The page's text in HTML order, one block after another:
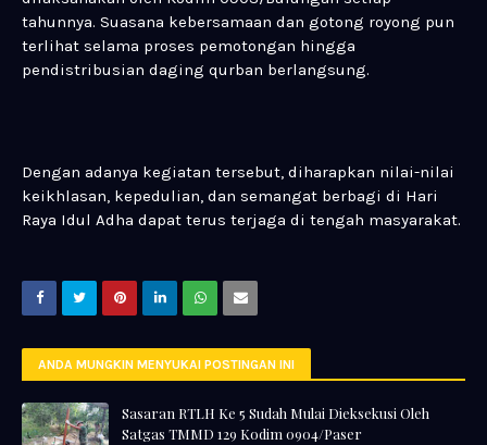
tahunnya. Suasana kebersamaan dan gotong royong pun
terlihat selama proses pemotongan hingga
pendistribusian daging qurban berlangsung.
Dengan adanya kegiatan tersebut, diharapkan nilai-nilai
keikhlasan, kepedulian, dan semangat berbagi di Hari
Raya Idul Adha dapat terus terjaga di tengah masyarakat.
ANDA MUNGKIN MENYUKAI POSTINGAN INI
Sasaran RTLH Ke 5 Sudah Mulai Dieksekusi Oleh
Satgas TMMD 129 Kodim 0904/Paser